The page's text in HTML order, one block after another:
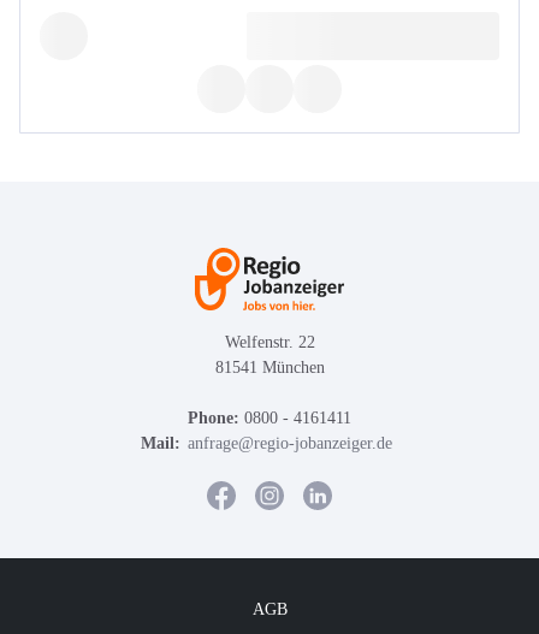
Welfenstr. 22
81541 München
Phone: 0800 - 4161411
Mail: anfrage@regio-jobanzeiger.de
AGB